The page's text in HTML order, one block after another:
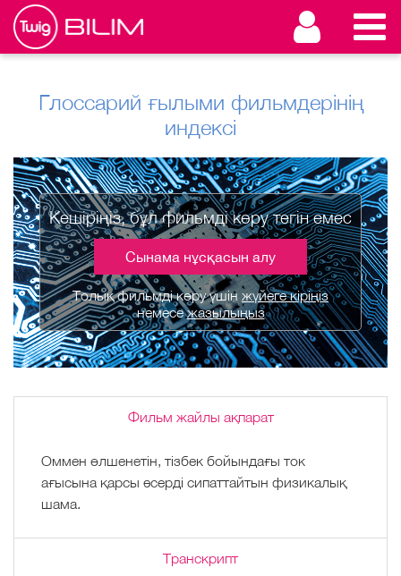
Глоссарий ғылыми фильмдерінің
индексі
Кешіріңіз, бұл фильмді көру тегін емес
Сынама нұсқасын алу
Толық фильмді көру үшін жүйеге кіріңіз
немесежазылыңыз
Фильм жайлы ақпарат
Оммен өлшенетін, тізбек бойындағы ток
ағысына қарсы әсерді сипаттайтын физикалық
шама.
Транскрипт